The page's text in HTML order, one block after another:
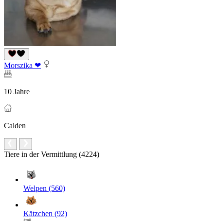
Morszika ❤
10 Jahre
Calden
Tiere in der Vermittlung (4224)
Welpen (560)
Kätzchen (92)